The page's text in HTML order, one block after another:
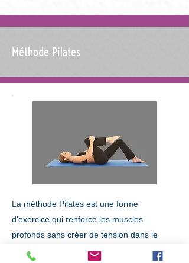
Méthode Pilates
La méthode Pilates est une forme
d'exercice qui renforce les muscles
profonds sans créer de tension dans le
corps. Il améliore la force du tronc et des